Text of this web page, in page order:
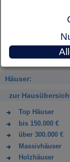
Häuser:
zur
Top Häuser
bis 150.000 €
über 300.000 €
Massivhäuser
Holzhäuser